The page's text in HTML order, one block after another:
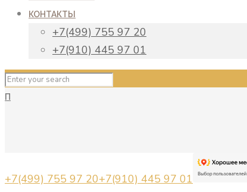
КОНТАКТЫ
+7(499) 755 97 20
+7(910) 445 97 01
П
+7(499) 755 97 20+7(910) 445 97 01